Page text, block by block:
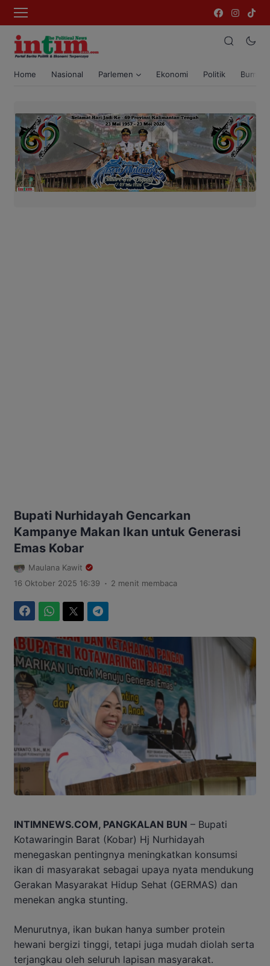
Home Nasional Parlemen Ekonomi Politik Bumi
Bupati Nurhidayah Gencarkan
Kampanye Makan Ikan untuk Generasi
Emas Kobar
Maulana Kawit
16 Oktober 2025 16:39 . 2 menit membaca
INTIMNEWS.COM, PANGKALAN BUN – Bupati
Kotawaringin Barat (Kobar) Hj Nurhidayah
menegaskan pentingnya meningkatkan konsumsi
ikan di masyarakat sebagai upaya nyata mendukung
Gerakan Masyarakat Hidup Sehat (GERMAS) dan
menekan angka stunting.
Menurutnya, ikan bukan hanya sumber protein
hewani bergizi tinggi, tetapi juga mudah diolah serta
terjangkau oleh seluruh lapisan masyarakat.